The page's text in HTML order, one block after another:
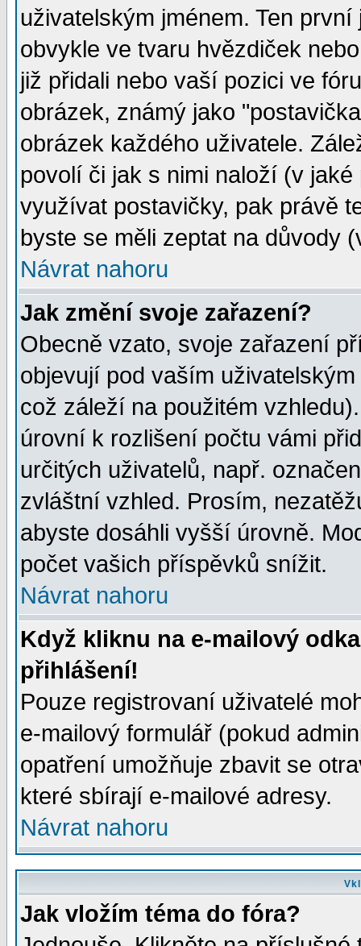
uživatelským jménem. Ten
obvykle ve tvaru hvězdiček
již přidali nebo vaší pozici ve
obrázek, známý jako
obrázek každého uživatele.
povolí či jak s nimi naloží (v
využívat postavičky, pak právě
byste se měli zeptat na důvody
Návrat nahoru
Jak změní svoje zařazení?
Obecně vzato, svoje zařazení
objevují pod vaším
což záleží na použitém
úrovní k rozlišení počtu vámi
určitých uživatelů, např.
zvláštní vzhled. Prosím,
abyste dosáhli vyšší úrovně.
počet vašich příspěvků snížit.
Návrat nahoru
Když kliknu na e-mailový
přihlášení!
Pouze registrovaní uživatelé
e-mailový formulář (pokud
opatření umožňuje zbavit se
které sbírají e-mailové adresy.
Návrat nahoru
Jak vložím téma do fóra?